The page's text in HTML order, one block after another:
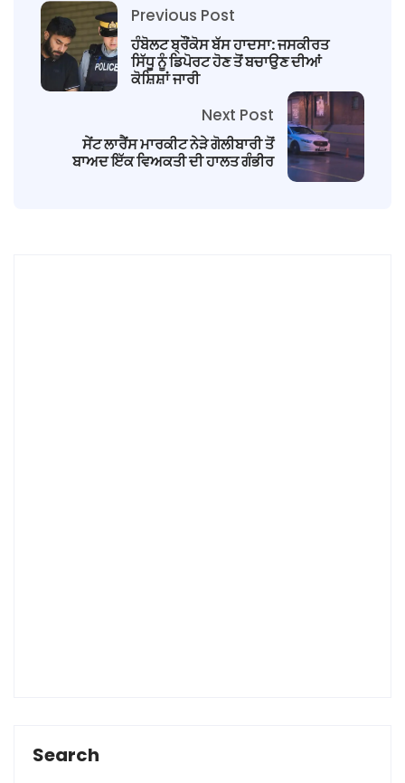
Previous Post
ਹੰਬੋਲਟ ਬ੍ਰੌਂਕੋਸ ਬੱਸ ਹਾਦਸਾ: ਜਸਕੀਰਤ
ਸਿੱਧੂ ਨੂੰ ਡਿਪੋਰਟ ਹੋਣ ਤੋਂ ਬਚਾਉਣ ਦੀਆਂ
ਕੋਸ਼ਿਸ਼ਾਂ ਜਾਰੀ
Next Post
ਸੇਂਟ ਲਾਰੈਂਸ ਮਾਰਕੀਟ ਨੇੜੇ ਗੋਲੀਬਾਰੀ ਤੋਂ
ਬਾਅਦ ਇੱਕ ਵਿਅਕਤੀ ਦੀ ਹਾਲਤ ਗੰਭੀਰ
Search